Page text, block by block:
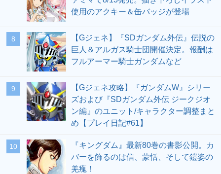
使用のアクキー＆缶バッジが登場
8
【Gジェネ】『SDガンダム外伝』伝説の
巨人＆アルガス騎士団開催決定。報酬は
フルアーマー騎士ガンダムなど
9
【Gジェネ攻略】『ガンダムW』シリー
ズおよび『SDガンダム外伝 ジークジオ
ン編』のユニット/キャラクター調整まと
め【プレイ日記#61】
10
『キングダム』最新80巻の書影公開。カ
バーを飾るのは信、蒙恬、そして鎧姿の
羌瘣！